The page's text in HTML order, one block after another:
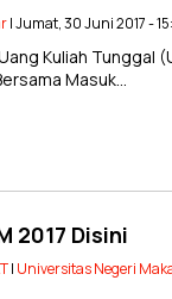
| Jumat, 30 Juni 2017 -
Kuliah Tunggal
Masuk…
2017 Disini
| Universitas Negeri